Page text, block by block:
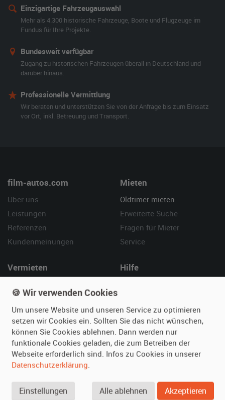
Einzigartige Fahrzeugauswahl
Mehr als 4.300 historische Fahrzeuge, Boote und Flugzeuge im
Fundus für Ihre Projekte.
Bundesweit verfügbar
Zugang zu historischen Fahrzeugen überall in Deutschland und
darüber hinaus.
Professionelle Vermittlung
Wir beraten und unterstützen Sie von der Anfrage bis zum Einsatz
vor Ort, inkl. Betreuung und Transport.
film-autos.com
Über uns
Leistungen
Referenzen
Kundenmeinungen
Mieten
Oldtimer mieten
Erweiterte Suche
Fragen für Mieter
Service
Vermieten
Fotos senden
Fragen für Vermieter
Inserat verwalten
Hilfe
Kontakt
SPECIAL
Berühmte Filmautos –
🍪 Wir verwenden Cookies
Um unsere Website und unseren Service zu optimieren
setzen wir Cookies ein. Sollten Sie das nicht wünschen,
können Sie Cookies ablehnen. Dann werden nur
funktionale Cookies geladen, die zum Betreiben der
Webseite erforderlich sind. Infos zu Cookies in unserer
Datenschutzerklärung.
Einstellungen Alle ablehnen Akzeptieren